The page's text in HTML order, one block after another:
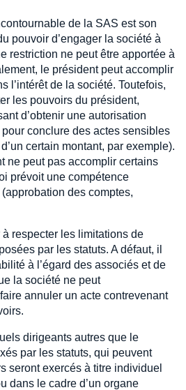
de la SAS est son
pouvoir d’engager la société à
restriction ne peut être apportée à
le président peut accomplir
l’intérêt de la société. Toutefois,
les pouvoirs du président,
d’obtenir une autorisation
conclure des actes sensibles
certain montant, par exemple).
ne peut pas accomplir certains
prévoit une compétence
des comptes,
respecter les limitations de
par les statuts. A défaut, il
à l’égard des associés et de
la société ne peut
annuler un acte contrevenant
dirigeants autres que le
par les statuts, qui peuvent
seront exercés à titre individuel
dans le cadre d’un organe